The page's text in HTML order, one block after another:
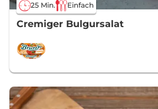
25 Min. Einfach
Cremiger Bulgursalat